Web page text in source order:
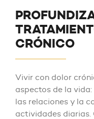
CRÓNICO
Vivir con dolor
aspectos de la vida:
las relaciones y la
actividades diarias.